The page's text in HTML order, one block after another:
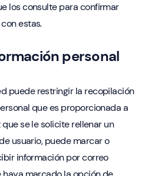
los consulte para confirmar
estas.
personal
puede restringir la recopilación
que es proporcionada a
se le solicite rellenar un
usuario, puede marcar o
información por correo